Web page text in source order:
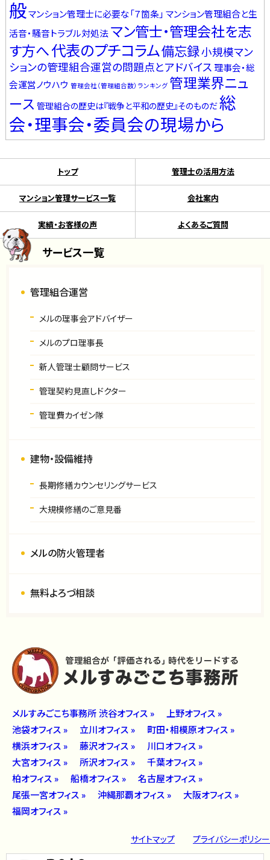
般マンション管理士に必要な「７箇条」 マンション管理組合と生
活音・騒音トラブル対処法 マン管士・管理会社を志
す方へ代表のプチコラム備忘録小規模マン
ションの管理組合運営の問題点とアドバイス 理事会・総
会運営ノウハウ 管理会社（管理組合数）ランキング 管理業界ニュ
ース 管理組合の歴史は『戦争と平和の歴史』そのものだ総
会・理事会・委員会の現場から
トップ 管理士の活用方法
マンション管理サービス一覧 会社案内
実績・お客様の声 よくあるご質問
サービス一覧
管理組合運営
メルの理事会アドバイザー
メルのプロ理事長
新人管理士顧問サービス
管理契約見直しドクター
管理費カイゼン隊
建物・設備維持
長期修繕カウンセリングサービス
大規模修繕のご意見番
メルの防火管理者
無料よろづ相談
メルすみごこち事務所 渋谷オフィス »
上野オフィス »
池袋オフィス »
立川オフィス »
町田・相模原オフィス »
横浜オフィス »
藤沢オフィス »
川口オフィス »
大宮オフィス »
所沢オフィス »
千葉オフィス »
柏オフィス »
船橋オフィス »
名古屋オフィス »
尾張一宮オフィス »
沖縄那覇オフィス »
大阪オフィス »
福岡オフィス »
サイトマップ プライバシーポリシー